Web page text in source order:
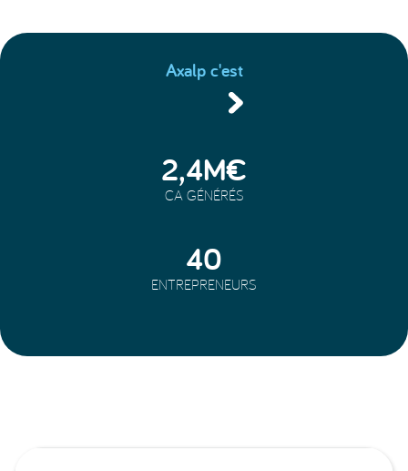
Axalp c'est
2,4M€
CA GÉNÉRÉS
40
ENTREPRENEURS